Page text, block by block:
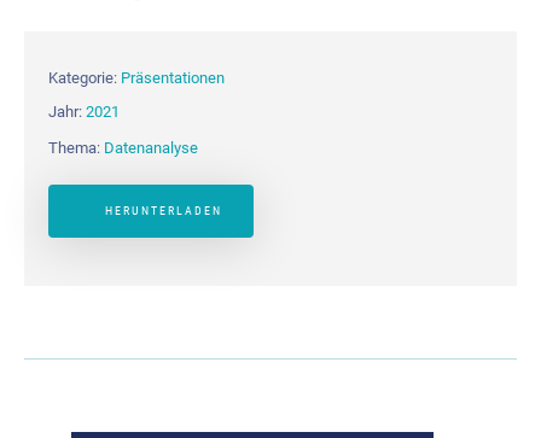
Kategorie: Präsentationen
Jahr: 2021
Thema: Datenanalyse
HERUNTERLADEN